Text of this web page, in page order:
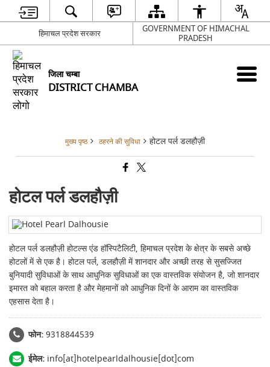
हिमाचल प्रदेश सरकार
GOVERNMENT OF HIMACHAL
PRADESH
जिला चम्बा
DISTRICT CHAMBA
मुख्य पृष्ठ ठहरने की सुविधा होटल पर्ल डलहौज़ी
होटल पर्ल डलहौज़ी
होटल पर्ल डलहौज़ी होटल्स एंड हॉस्पिटैलिटी, हिमाचल प्रदेश के क्षेत्र के सबसे अच्छे
होटलों में से एक है। होटल पर्ल, डलहौज़ी में शानदार और अच्छी तरह से सुसज्जित
बुनियादी सुविधाओं के साथ आधुनिक सुविधाओं का एक वास्तविक संयोजन है, जो शानदार
इमारत को बहाल करता है और मेहमानों को आधुनिक दिनों के आराम का वास्तविक
एहसास देता है।
फोन:9318844539
ईमेल: info[at]hotelpearldalhousie[dot]com